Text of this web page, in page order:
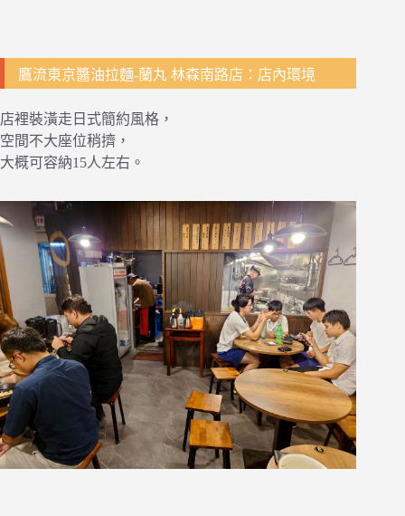
鷹流東京醬油拉麵-蘭丸 林森南路店：店內環境
店裡裝潢走日式簡約風格，
空間不大座位稍擠，
大概可容納15人左右。